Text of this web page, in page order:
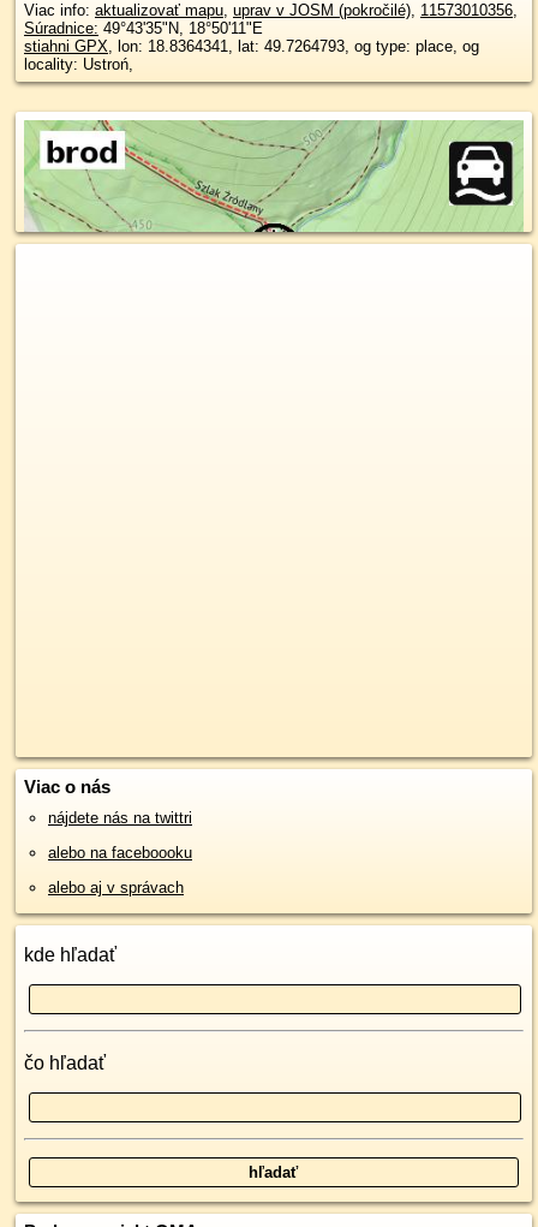
Viac info: aktualizovať mapu, uprav v JOSM (pokročilé), 11573010356,
Súradnice: 49°43'35"N, 18°50'11"E
stiahni GPX, lon: 18.8364341, lat: 49.7264793, og type: place, og
locality: Ustroń,
Viac o nás
nájdete nás na twittri
alebo na faceboooku
alebo aj v správach
kde hľadať
čo hľadať